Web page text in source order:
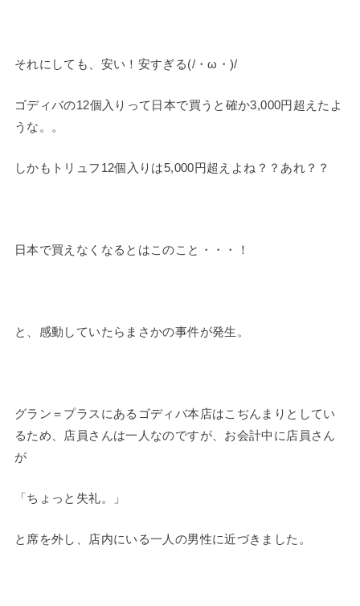
それにしても、安い！安すぎる(/・ω・)/
ゴディバの12個入りって日本で買うと確か3,000円超えたよ
うな。。
しかもトリュフ12個入りは5,000円超えよね？？あれ？？
日本で買えなくなるとはこのこと・・・！
と、感動していたらまさかの事件が発生。
グラン＝プラスにあるゴディバ本店はこぢんまりとしてい
るため、店員さんは一人なのですが、お会計中に店員さん
が
「ちょっと失礼。」
と席を外し、店内にいる一人の男性に近づきました。